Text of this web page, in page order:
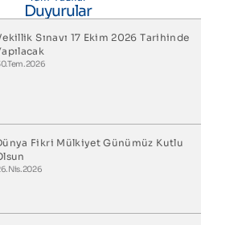
Duyurular
Sınavı 17 Ekim 2026 Tarihinde
Fikri Mülkiyet Günümüz Kutlu